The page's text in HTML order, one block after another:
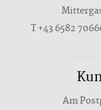
T+43 6582
Am